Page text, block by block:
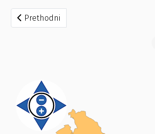
Prethodni članak: Odluka o obliku i
Prethodni